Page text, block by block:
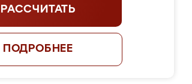
РАССЧИТАТЬ
ПОДРОБНЕЕ